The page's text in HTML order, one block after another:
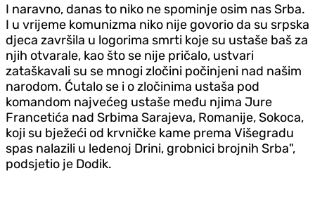
I naravno, danas to niko ne spominje osim nas Srba.
I u vrijeme komunizma niko nije govorio da su srpska
djeca završila u logorima smrti koje su ustaše baš za
njih otvarale, kao što se nije pričalo, ustvari
zataškavali su se mnogi zločini počinjeni nad našim
narodom. Ćutalo se i o zločinima ustaša pod
komandom najvećeg ustaše među njima Jure
Francetića nad Srbima Sarajeva, Romanije, Sokoca,
koji su bježeći od krvničke kame prema Višegradu
spas nalazili u ledenoj Drini, grobnici brojnih Srba",
podsjetio je Dodik.